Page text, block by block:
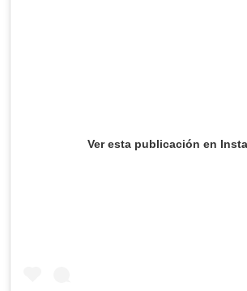
Ver esta publicación en